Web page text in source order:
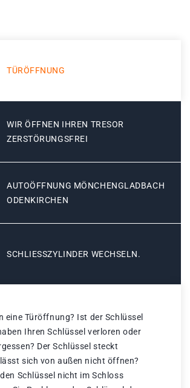
TÜRÖFFNUNG
WIR ÖFFNEN IHREN TRESOR
ZERSTÖRUNGSFREI
AUTOÖFFNUNG MÖNCHENGLADBACH
ODENKIRCHEN
SCHLIESSZYLINDER WECHSELN.
eine Türöffnung? Ist der Schlüssel
Ihren Schlüssel verloren oder
Der Schlüssel steckt
sich von außen nicht öffnen?
Schlüssel nicht im Schloss